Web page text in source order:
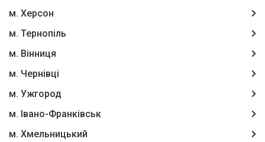
м. Херсон
м. Тернопіль
м. Вінниця
м. Чернівці
м. Ужгород
м. Івано-Франківськ
м. Хмельницький